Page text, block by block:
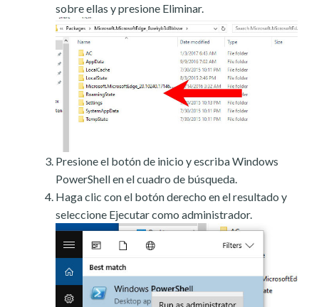
sobre ellas y presione Eliminar.
Presione el botón de inicio y escriba Windows
PowerShell en el cuadro de búsqueda.
Haga clic con el botón derecho en el resultado y
seleccione Ejecutar como administrador.